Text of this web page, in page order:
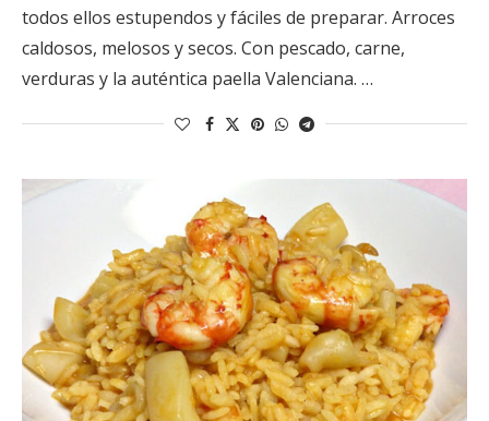
todos ellos estupendos y fáciles de preparar. Arroces
caldosos, melosos y secos. Con pescado, carne,
verduras y la auténtica paella Valenciana. …